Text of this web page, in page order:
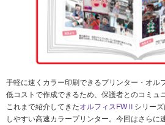
手軽に速くカラー印刷できるプリンター・オル
低コストで作成できるため、保護者とのコミュ
これまで紹介してきたオルフィスFWⅡ シリー
しやすい高速カラープリンター。今回はさらに